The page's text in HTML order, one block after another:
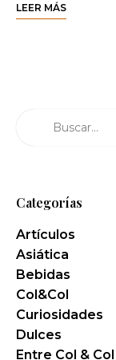
LEER MÁS
Categorías
Artículos
Asiática
Bebidas
Col&Col
Curiosidades
Dulces
Entre Col & Col